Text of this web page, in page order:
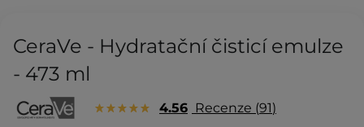
CeraVe - Hydratační čisticí emulze
- 473 ml
4.56 Recenze 91